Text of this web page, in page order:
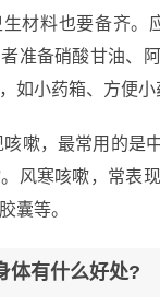
材料也要备齐。
准备硝酸甘油、
如小药箱、方便
咳嗽，最常用的是
风寒咳嗽，常表
囊等。
体有什么好处?